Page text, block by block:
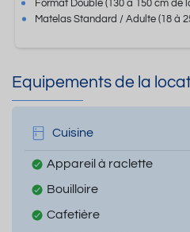
Format Double (130 à 150 cm de
Matelas Standard / Adulte(18 à
Equipements de la
Cuisine
Appareil à raclette
Bouilloire
Cafetière